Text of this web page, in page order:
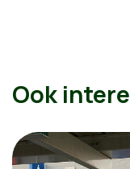
Ook